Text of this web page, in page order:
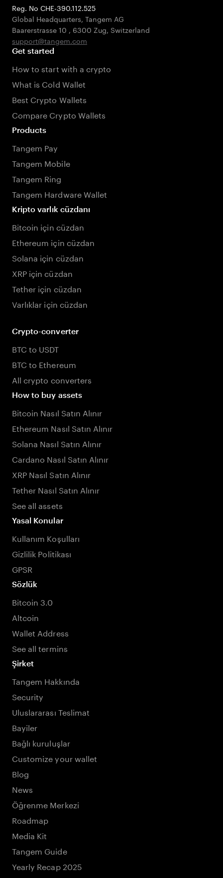
Reg. No CHE-390.112.525
Global Headquarters, Tangem AG
Baarerstrasse 10 , 6300 Zug, Switzerland
support@tangem.com
Get started
How to start with a crypto
What is Cold Wallet
Best Crypto Wallets
Compare Crypto Wallets
Products
Tangem Pay
Tangem Mobile
Tangem Ring
Tangem Hardware Wallet
Kripto varlık cüzdanı
Bitcoin için cüzdan
Ethereum için cüzdan
Solana için cüzdan
XRP için cüzdan
Tether için cüzdan
Varlıklar için cüzdan
Crypto-converter
BTC to USDT
BTC to Ethereum
All crypto converters
How to buy assets
Bitcoin Nasıl Satın Alınır
Ethereum Nasıl Satın Alınır
Solana Nasıl Satın Alınır
Cardano Nasıl Satın Alınır
XRP Nasıl Satın Alınır
Tether Nasıl Satın Alınır
See all assets
Yasal Konular
Kullanım Koşulları
Gizlilik Politikası
GPSR
Sözlük
Bitcoin 3.0
Altcoin
Wallet Address
See all termins
Şirket
Tangem Hakkında
Security
Uluslararası Teslimat
Bayiler
Bağlı kuruluşlar
Customize your wallet
Blog
News
Öğrenme Merkezi
Roadmap
Media Kit
Tangem Guide
Yearly Recap 2025